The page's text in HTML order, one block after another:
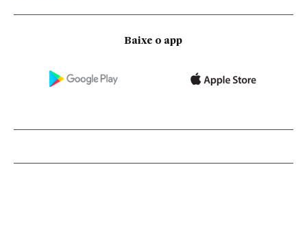
Baixe o app